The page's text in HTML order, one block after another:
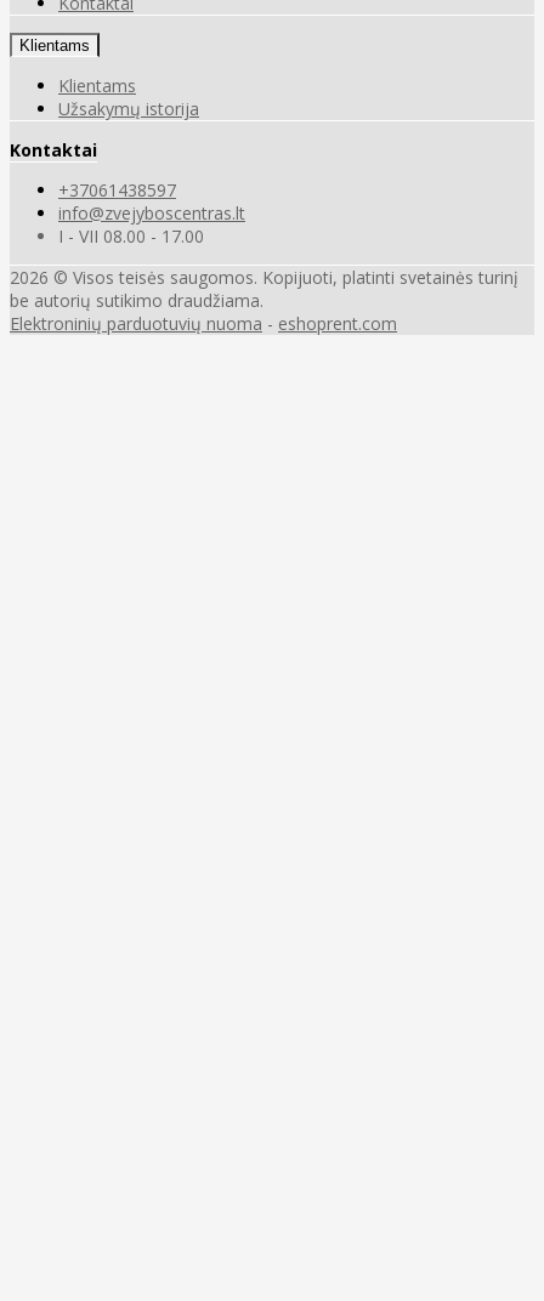
Klientams
Klientams
Užsakymų istorija
Kontaktai
+37061438597
info@zvejyboscentras.lt
I - VII 08.00 - 17.00
2026 © Visos teisės saugomos. Kopijuoti, platinti svetainės turinį
be autorių sutikimo draudžiama.
Elektroninių parduotuvių nuoma - eshoprent.com